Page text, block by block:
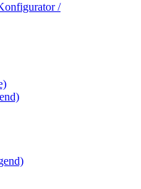
/